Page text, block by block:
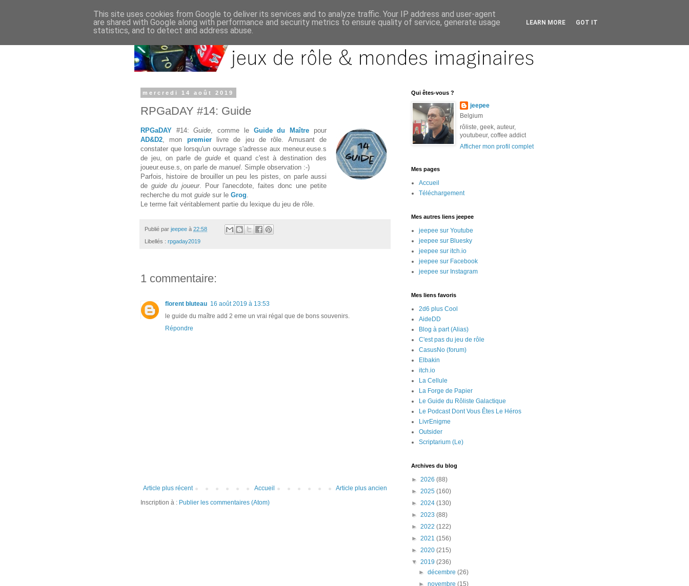
mercredi 14 août 2019
RPGaDAY #14: Guide
RPGaDAY #14:Guide , comme le Guide du Maître pour
AD&D2 , mon premier
livre de jeu de rôle. Amusant de
constater que lorsqu'un ouvrage s'adresse aux meneur.euse.s
de jeu, on parle de guide et quand c'est à destination des
joueur.euse.s, on parle de manuel . Simple observation :-)
Parfois, histoire de brouiller un peu les pistes, on parle aussi
de guide du joueur. Pour l'anecdote, faites donc une petite
recherche du mot guide sur le Grog
Le terme fait véritablement partie du lexique du jeu de rôle.
Publié par jeepee à 22:58
Libellés : rpgaday2019
1 commentaire:
florent bluteau 16 août 2019 à 13:53
le guide du maître add 2 eme un vrai régal que de bons souvenirs.
Répondre
Article plus récent Article plus ancien
Accueil
Inscription à : Publier les commentaires (Atom)
Qui êtes-vous ?
jeepee
Belgium
rôliste, geek, auteur,
youtubeur, coffee addict
Afficher mon profil complet
Mes pages
Accueil
Téléchargement
Mes autres liens jeepee
jeepee sur Youtube
jeepee sur Bluesky
jeepee sur itch.io
jeepee sur Facebook
jeepee sur Instagram
Mes liens favoris
2d6 plus Cool
AideDD
Blog à part (Alias)
C'est pas du jeu de rôle
CasusNo (forum)
Elbakin
itch.io
La Cellule
La Forge de Papier
Le Guide du Rôliste Galactique
Le Podcast Dont Vous Êtes Le Héros
LivrEnigme
Outsider
Scriptarium (Le)
Archives du blog
► 2026 (88)
► 2025 (160)
► 2024 (130)
► 2023 (88)
► 2022 (122)
► 2021 (156)
► 2020 (215)
▼ 2019 (236)
►décembre(26)
►novembre(15)
This site uses cookies from Google to deliver its services and to analyze traffic. Your IP address and user-agent
are shared with Google along with performance and security metrics to ensure quality of service, generate usage
statistics, and to detect and address abuse.
LEARN MORE GOT IT